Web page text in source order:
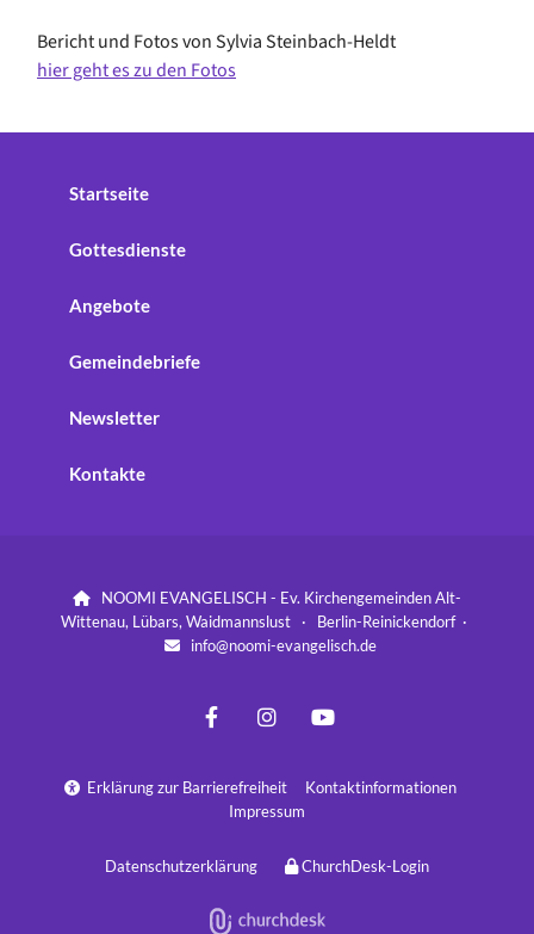
Bericht und Fotos von Sylvia Steinbach-Heldt
hier geht es zu den Fotos
Startseite
Gottesdienste
Angebote
Gemeindebriefe
Newsletter
Kontakte

NOOMI EVANGELISCH - Ev. Kirchengemeinden Alt-
Wittenau, Lübars, Waidmannslust · Berlin-Reinickendorf ·
 info@noomi-evangelisch.de
 Erklärung zur Barrierefreiheit
Kontaktinformationen
Impressum
Datenschutzerklärung ChurchDesk-Login